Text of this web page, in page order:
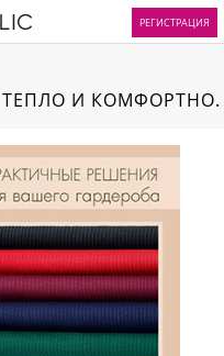
РЕГИСТРАЦИЯ
И КОМФОРТНО.